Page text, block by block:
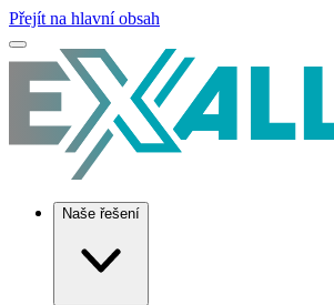
Přejít na hlavní obsah
Naše řešení